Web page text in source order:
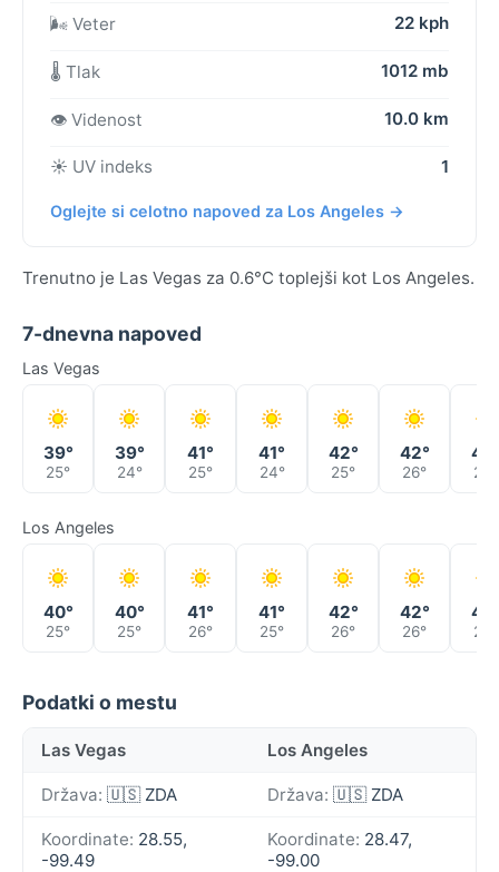
🌬️ Veter
22 kph
🌡️ Tlak 1012 mb
👁️ Videnost 10.0 km
☀️ UV indeks 1
Oglejte si celotno napoved za Los Angeles →
Trenutno je Las Vegas za 0.6°C toplejši kot Los Angeles.
7-dnevna napoved
Las Vegas
39°
25°
39°
24°
41°
25°
41°
24°
42°
25°
42°
26° 25°
Los Angeles
40°
25°
40°
25°
41°
26°
41°
25°
42°
26°
42°
26° 26°
Podatki o mestu
Las Vegas Los Angeles
Država: 🇺🇸 ZDA Država: 🇺🇸 ZDA
Koordinate: 28.55,
-99.49
Koordinate: 28.47,
-99.00